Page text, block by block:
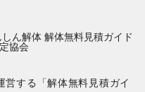
営する「解体無料見積ガイ